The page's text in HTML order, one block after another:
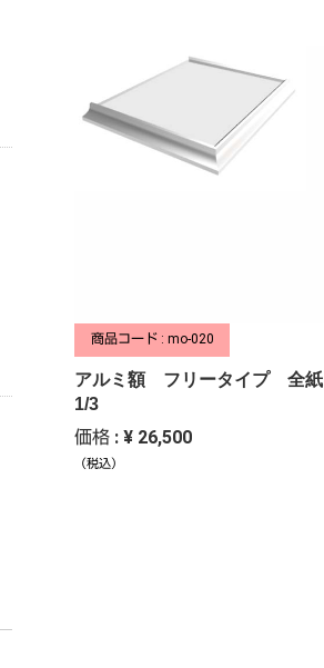
商品コード : mo-020
アルミ額 フリータイプ 全紙
1/3
価格 : ¥ 26,500
（税込）